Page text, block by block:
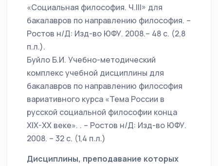
«Социальная философия. Ч.III» для
бакалавров по направлению философия. –
Ростов н/Д: Изд-во ЮФУ. 2008.– 48 с. (2,8
п.л.).
Буйло Б.И. Учебно-методический
комплекс учебной дисциплины для
бакалавров по направлению философия
вариативного курса «Тема России в
русской социальной философии конца
XIX-XX веке». . – Ростов н/Д: Изд-во ЮФУ.
2008. – 32 с. (1,4 п.л.)
Дисциплины, преподавание которых